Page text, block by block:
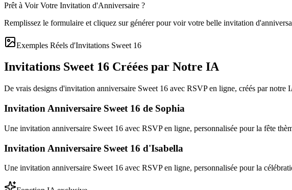
Prêt à Voir Votre Invitation d'Anniversaire ?
Remplissez le formulaire et cliquez sur générer pour voir votre belle invitation
Exemples Réels d'Invitations Sweet 16
Invitations Sweet 16 Créées par Notre IA
De vrais designs d'invitation anniversaire Sweet 16 avec RSVP en ligne, créés par notre
Invitation Anniversaire Sweet 16 de Sophia
Une invitation anniversaire Sweet 16 avec RSVP en ligne, personnalisée pour la fête
Invitation Anniversaire Sweet 16 d'Isabella
Une invitation anniversaire Sweet 16 avec RSVP en ligne, personnalisée pour la